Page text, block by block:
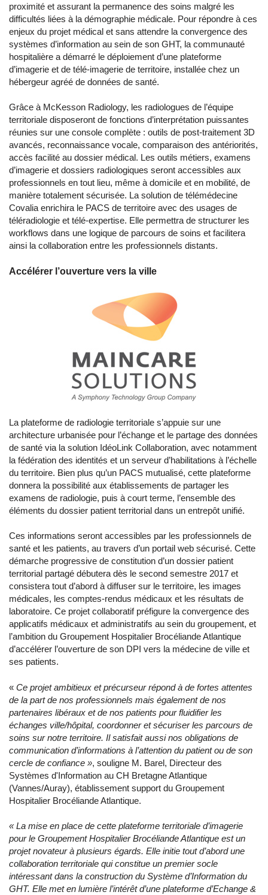
proximité et assurant la permanence des soins malgré les
difficultés liées à la démographie médicale. Pour répondre à ces
enjeux du projet médical et sans attendre la convergence des
systèmes d’information au sein de son GHT, la communauté
hospitalière a démarré le déploiement d’une plateforme
d’imagerie et de télé-imagerie de territoire, installée chez un
hébergeur agréé de données de santé.
Grâce à McKesson Radiology, les radiologues de l’équipe
territoriale disposeront de fonctions d’interprétation puissantes
réunies sur une console complète : outils de post-traitement 3D
avancés, reconnaissance vocale, comparaison des antériorités,
accès facilité au dossier médical. Les outils métiers, examens
d’imagerie et dossiers radiologiques seront accessibles aux
professionnels en tout lieu, même à domicile et en mobilité, de
manière totalement sécurisée. La solution de télémédecine
Covalia enrichira le PACS de territoire avec des usages de
téléradiologie et télé-expertise. Elle permettra de structurer les
workflows dans une logique de parcours de soins et facilitera
ainsi la collaboration entre les professionnels distants.
Accélérer l’ouverture vers la ville
La plateforme de radiologie territoriale s’appuie sur une
architecture urbanisée pour l’échange et le partage des données
de santé via la solution IdéoLink Collaboration, avec notamment
la fédération des identités et un serveur d’habilitations à l’échelle
du territoire. Bien plus qu’un PACS mutualisé, cette plateforme
donnera la possibilité aux établissements de partager les
examens de radiologie, puis à court terme, l’ensemble des
éléments du dossier patient territorial dans un entrepôt unifié.
Ces informations seront accessibles par les professionnels de
santé et les patients, au travers d’un portail web sécurisé. Cette
démarche progressive de constitution d’un dossier patient
territorial partagé débutera dès le second semestre 2017 et
consistera tout d’abord à diffuser sur le territoire, les images
médicales, les comptes-rendus médicaux et les résultats de
laboratoire. Ce projet collaboratif préfigure la convergence des
applicatifs médicaux et administratifs au sein du groupement, et
l’ambition du Groupement Hospitalier Brocéliande Atlantique
d’accélérer l’ouverture de son DPI vers la médecine de ville et
ses patients.
« Ce projet ambitieux et précurseur répond à de fortes attentes
de la part de nos professionnels mais également de nos
partenaires libéraux et de nos patients pour fluidifier les
échanges ville/hôpital, coordonner et sécuriser les parcours de
soins sur notre territoire. Il satisfait aussi nos obligations de
communication d’informations à l’attention du patient ou de son
cercle de confiance », souligne M. Barel, Directeur des
Systèmes d'Information au CH Bretagne Atlantique
(Vannes/Auray), établissement support du Groupement
Hospitalier Brocéliande Atlantique.
« La mise en place de cette plateforme territoriale d’imagerie
pour le Groupement Hospitalier Brocéliande Atlantique est un
projet novateur à plusieurs égards. Elle initie tout d’abord une
collaboration territoriale qui constitue un premier socle
intéressant dans la construction du Système d’Information du
GHT. Elle met en lumière l’intérêt d’une plateforme d’Echange &